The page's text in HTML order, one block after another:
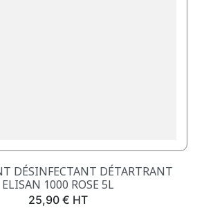
DÉSINFECTANT DÉTARTRANT
ELISAN 1000 ROSE 5L
Prix
25,90 € HT